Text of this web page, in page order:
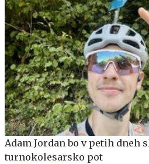
Adam Jordan bo v petih dneh
turnokolesarsko pot